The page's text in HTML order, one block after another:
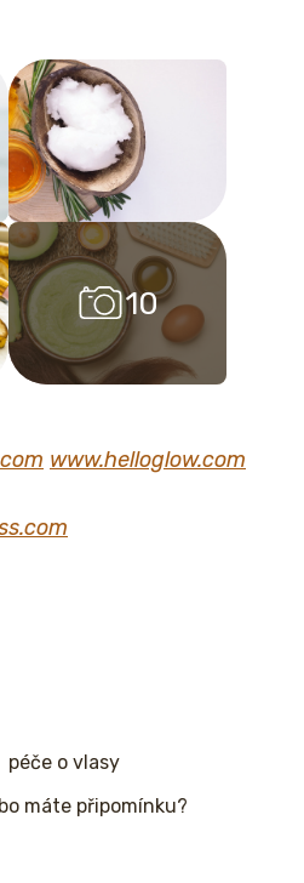
10
www.helloglow.com
péče o vlasy
máte připomínku?